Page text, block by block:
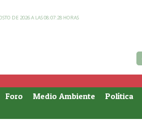
DE 2026 A LAS 08:07:28 HORAS
Foro Medio Ambiente Política